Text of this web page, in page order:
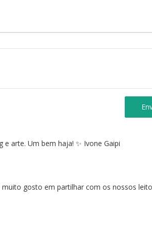
arte. Um bem haja! ✨ Ivone Gaipi
gosto em partilhar com os nossos